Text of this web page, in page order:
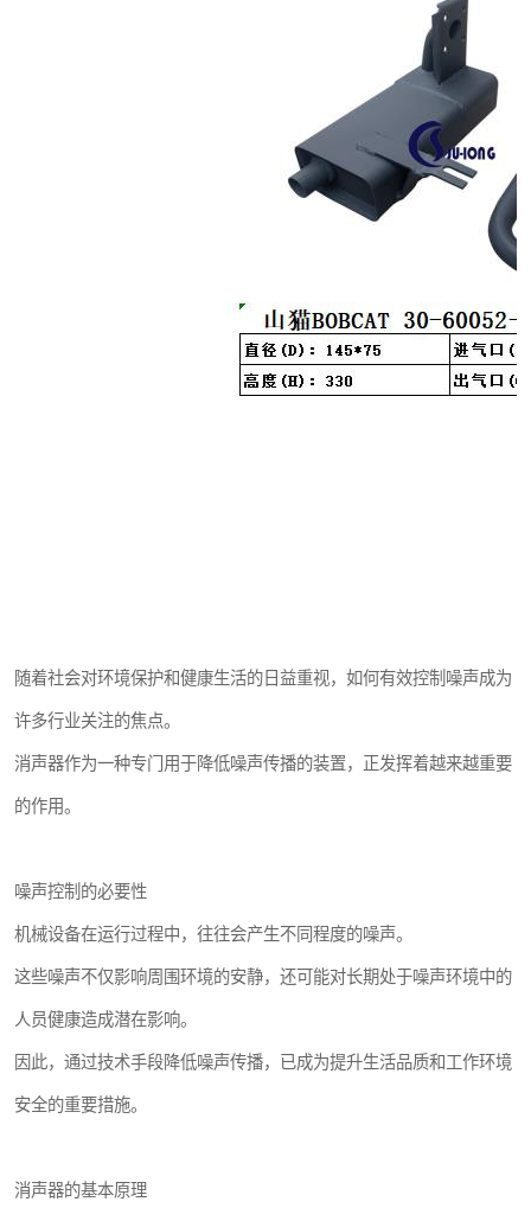
随着社会对环境保护和健康生活的日益重视，如何有效控制噪声成为
许多行业关注的焦点。
消声器作为一种专门用于降低噪声传播的装置，正发挥着越来越重要
的作用。
噪声控制的必要性
机械设备在运行过程中，往往会产生不同程度的噪声。
这些噪声不仅影响周围环境的安静，还可能对长期处于噪声环境中的
人员健康造成潜在影响。
因此，通过技术手段降低噪声传播，已成为提升生活品质和工作环境
安全的重要措施。
消声器的基本原理